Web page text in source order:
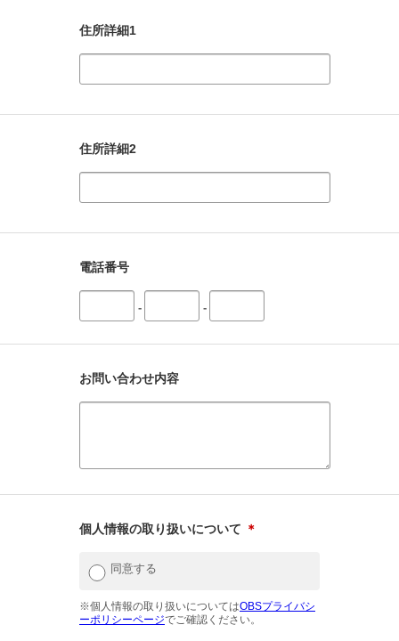
住所詳細1
住所詳細2
電話番号
- -
お問い合わせ内容
個人情報の取り扱いについて ＊
同意する
※個人情報の取り扱いについてはOBSプライバシ
ーポリシーページでご確認ください。